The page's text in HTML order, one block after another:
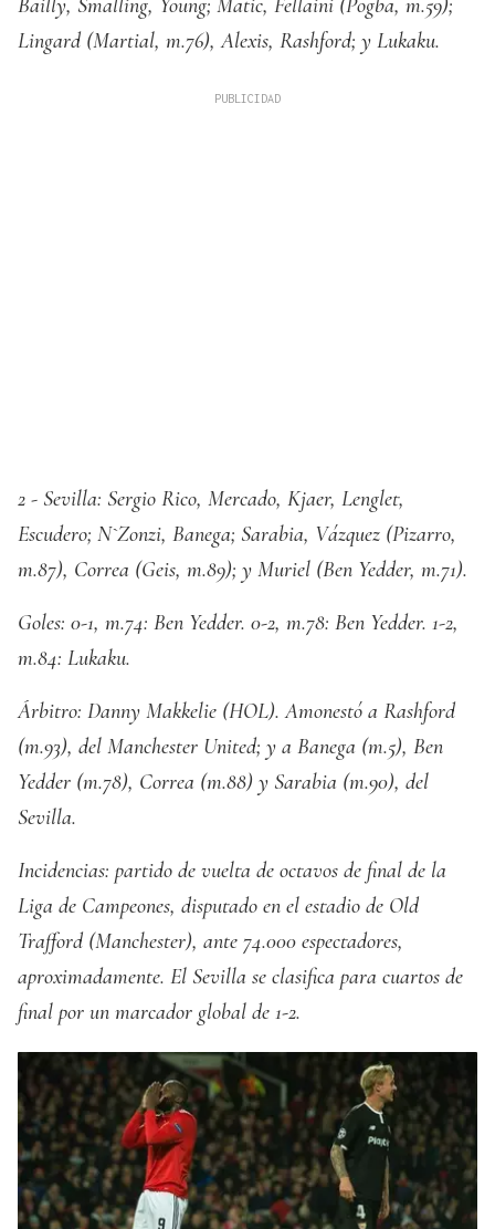
Bailly, Smalling, Young; Matic, Fellaini (Pogba, m.59);
Lingard (Martial, m.76), Alexis, Rashford; y Lukaku.
2 - Sevilla: Sergio Rico, Mercado, Kjaer, Lenglet,
Escudero; N`Zonzi, Banega; Sarabia, Vázquez (Pizarro,
m.87), Correa (Geis, m.89); y Muriel (Ben Yedder, m.71).
Goles: 0-1, m.74: Ben Yedder. 0-2, m.78: Ben Yedder. 1-2,
m.84: Lukaku.
Árbitro: Danny Makkelie (HOL). Amonestó a Rashford
(m.93), del Manchester United; y a Banega (m.5), Ben
Yedder (m.78), Correa (m.88) y Sarabia (m.90), del
Sevilla.
Incidencias: partido de vuelta de octavos de final de la
Liga de Campeones, disputado en el estadio de Old
Trafford (Manchester), ante 74.000 espectadores,
aproximadamente. El Sevilla se clasifica para cuartos de
final por un marcador global de 1-2.